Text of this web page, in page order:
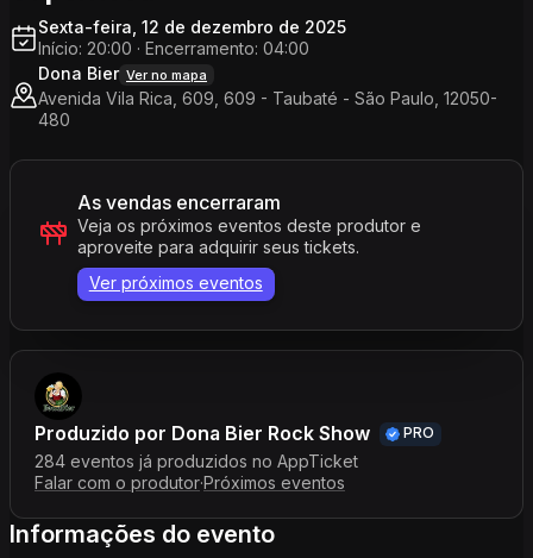
Sexta-feira, 12 de dezembro de 2025
Início: 20:00 · Encerramento: 04:00
Dona Bier Ver no mapa
Avenida Vila Rica, 609, 609 - Taubaté - São Paulo, 12050-
480
Produzido por Dona Bier Rock Show PRO
284 eventos já produzidos no AppTicket
Falar com o produtor·Próximos eventos
Informações do evento
As vendas encerraram
Veja os próximos eventos deste produtor e
aproveite para adquirir seus tickets.
Ver próximos eventos